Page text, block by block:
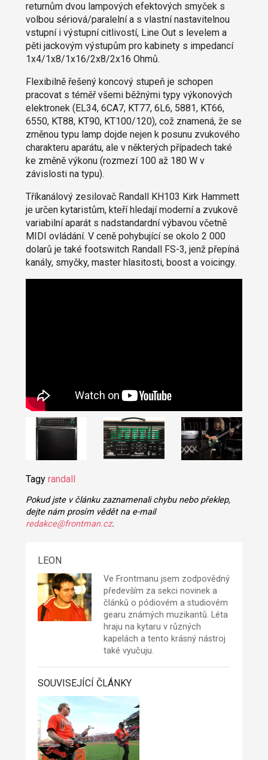
returnům dvou lampových efektových smyček s
volbou sériová/paralelní a s vlastní nastavitelnou
vstupní i výstupní citlivostí, Line Out s levelem a
pěti jackovým výstupům pro kabinety s impedancí
1x4/1x8/1x16/2x8/2x16 Ohmů.
Flexibilně řešený koncový stupeň je schopen
pracovat s téměř všemi běžnými typy výkonových
elektronek (EL34, 6CA7, KT77, 6L6, 5881, KT66,
6550, KT88, KT90, KT100/120), což znamená, že se
změnou typu lamp dojde nejen k posunu zvukového
charakteru aparátu, ale v některých případech také
ke změně výkonu (rozmezí 100 až 180 W v
závislosti na typu).
Tříkanálový zesilovač Randall KH103 Kirk Hammett
je určen kytaristům, kteří hledají moderní a zvukově
variabilní aparát s nadstandardní výbavou včetně
MIDI ovládání. V ceně pohybující se okolo 2 000
dolarů je také footswitch Randall FS-3, jenž přepíná
kanály, smyčky, master hlasitosti, boost a voicingy.
Tagy randall
Pokud jste v článku zaznamenali chybu nebo překlep,
dejte nám prosím vědět na e-mail
redakce@frontman.cz.
LEON
Ve Frontmanu jsem zodpovědný
především za sekci novinek a
článků o pódiovém a studiovém
gearu známých muzikantů. Léta
hraju na kytaru v různých
kapelách a tento krásný nástroj
také vyučuju.
SOUVISEJÍCÍ ČLÁNKY